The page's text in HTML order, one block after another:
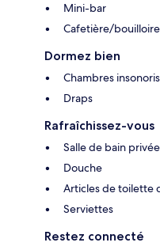
Mini-bar
Cafetière/bouilloire
Dormez bien
Chambres
Draps
Rafraîchissez-vous
Salle de bain privée
Douche
Articles de toilette
Serviettes
Restez connecté